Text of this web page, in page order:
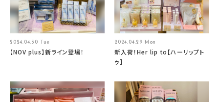
2024.04.30 Tue
【NOV plus】新ライン登場！
2024.04.29 Mon
新入荷！Her lip to【ハーリップト
ゥ】